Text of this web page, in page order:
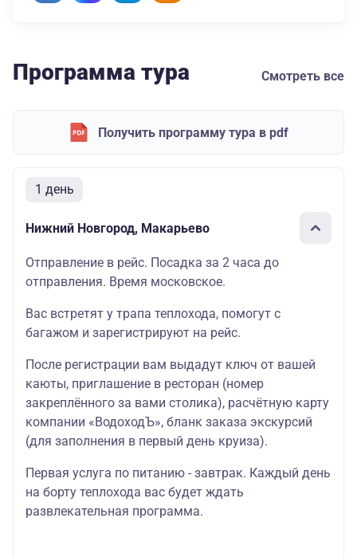
Программа тура Смотреть все
Получить программу тура в pdf
1 день
Нижний Новгород, Макарьево
Отправление в рейс. Посадка за 2 часа до
отправления. Время московское.
Вас встретят у трапа теплохода, помогут с
багажом и зарегистрируют на рейс.
После регистрации вам выдадут ключ от вашей
каюты, приглашение в ресторан (номер
закреплённого за вами столика), расчётную карту
компании «ВодоходЪ», бланк заказа экскурсий
(для заполнения в первый день круиза).
Первая услуга по питанию - завтрак. Каждый день
на борту теплохода вас будет ждать
развлекательная программа.